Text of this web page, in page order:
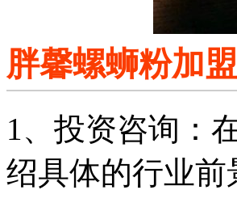
胖馨螺蛳粉加
1、投资咨询：
绍具体的行业